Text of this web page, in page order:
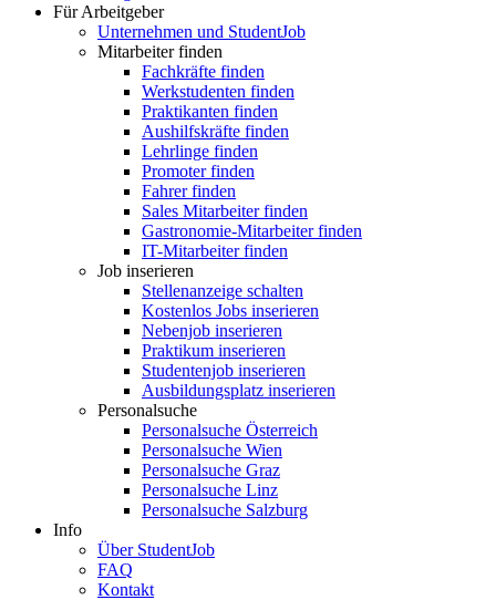
Für Arbeitgeber
Unternehmen und StudentJob
Mitarbeiter finden
Fachkräfte finden
Werkstudenten finden
Praktikanten finden
Aushilfskräfte finden
Lehrlinge finden
Promoter finden
Fahrer finden
Sales Mitarbeiter finden
Gastronomie-Mitarbeiter finden
IT-Mitarbeiter finden
Job inserieren
Stellenanzeige schalten
Kostenlos Jobs inserieren
Nebenjob inserieren
Praktikum inserieren
Studentenjob inserieren
Ausbildungsplatz inserieren
Personalsuche
Personalsuche Österreich
Personalsuche Wien
Personalsuche Graz
Personalsuche Linz
Personalsuche Salzburg
Info
Über StudentJob
FAQ
Kontakt